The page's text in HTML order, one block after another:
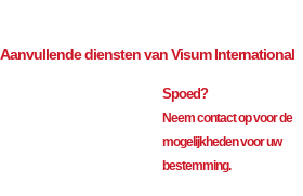
Aanvullende diensten van Visum International
Spoed?
Neem contact op voor de
mogelijkheden voor uw
bestemming.